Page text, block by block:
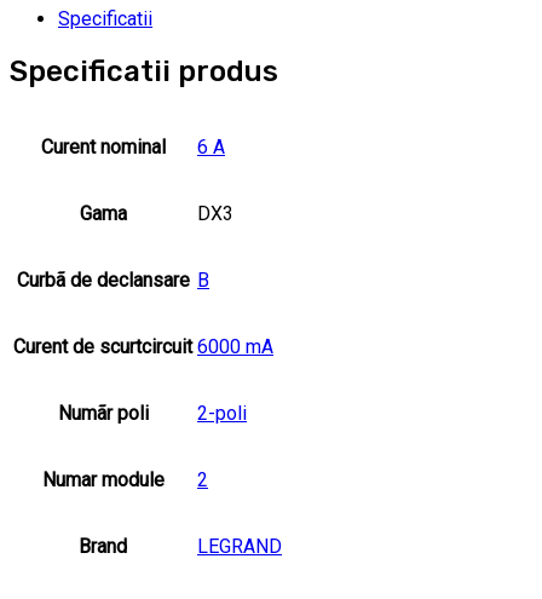
Specificatii
Specificatii produs
Curent nominal 6 A
Gama DX3
Curbã de declansare B
Curent de scurtcircuit 6000 mA
Numãr poli 2-poli
Numar module 2
Brand LEGRAND